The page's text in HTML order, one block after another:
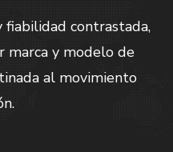
contrastada,
marca y modelo de
al movimiento